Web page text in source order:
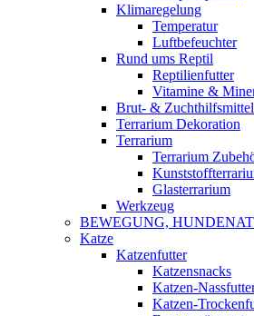
Klimaregelung
Temperatur
Luftbefeuchter
Rund ums Reptil
Reptilienfutter
Vitamine &
Brut- & Zuchthilfsmittel
Terrarium Dekoration
Terrarium
Terrarium
Glasterrarium
Werkzeug
BEWEGUNG,
Katze
Katzenfutter
Katzensnacks
Katzen-
Katzen-